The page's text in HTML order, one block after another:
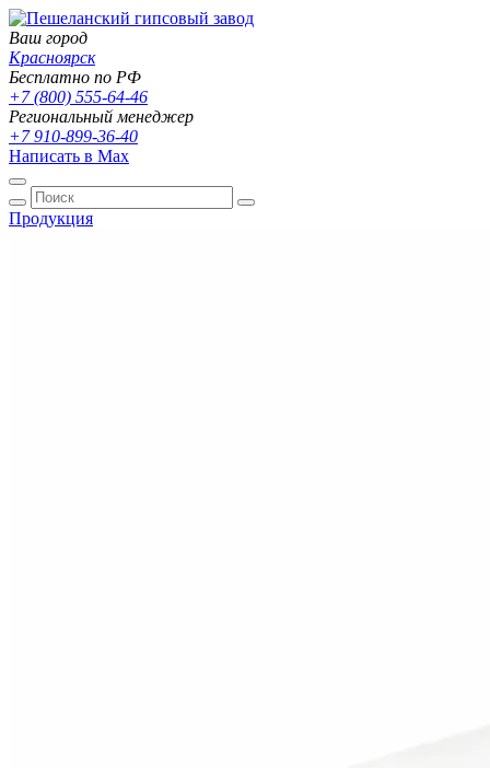
Ваш город
Красноярск
Бесплатно по РФ
+7 (800) 555-64-46
Региональный менеджер
+7 910-899-36-40
Написать в Max
Продукция